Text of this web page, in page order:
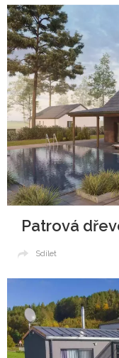
Patrová
Sdílet